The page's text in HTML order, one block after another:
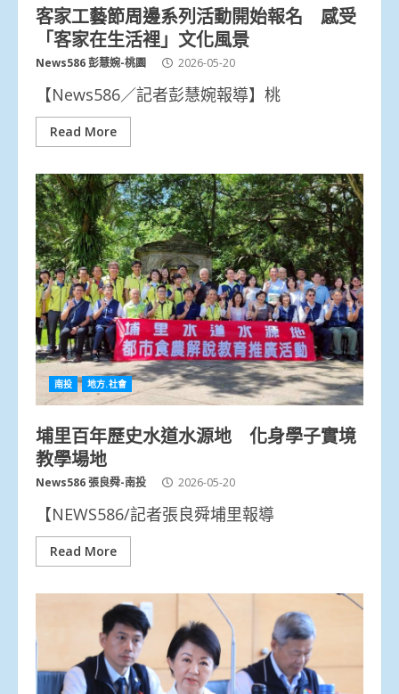
客家工藝節周邊系列活動開始報名 感受
「客家在生活裡」文化風景
News586 彭慧婉-桃園 2026-05-20
【News586／記者彭慧婉報導】桃
Read More
南投 地方.社會
埔里百年歷史水道水源地 化身學子實境
教學場地
News586 張良舜-南投 2026-05-20
【NEWS586/記者張良舜埔里報導
Read More